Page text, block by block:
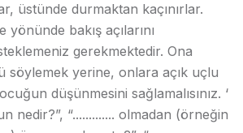
üstünde durmaktan kaçınırlar.
yönünde bakış açılarını
gerekmektedir. Ona
söylemek yerine, onlara açık uçlu
düşünmesini sağlamalısınız. ‘
nedir?”, “............. olmadan (örneğin